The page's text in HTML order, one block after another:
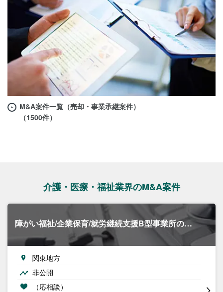
M&A案件一覧（売却・事業承継案件）
（1500件）
介護・医療・福祉業界のM&A案件
障がい福祉/企業保育/就労継続支援B型事業所の…
関東地方
非公開
（応相談）